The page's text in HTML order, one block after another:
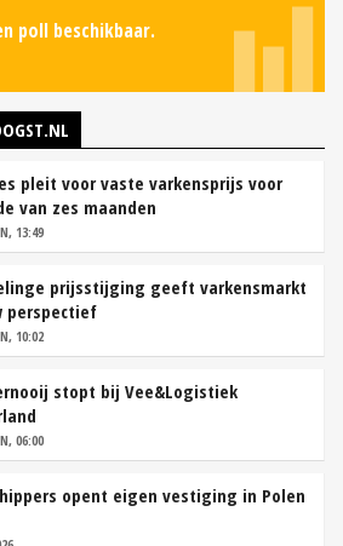
poll beschikbaar.
pleit voor vaste varkensprijs voor
van zes maanden
13:49
prijsstijging geeft varkensmarkt
perspectief
10:02
stopt bij Vee&Logistiek
06:00
opent eigen vestiging in Polen